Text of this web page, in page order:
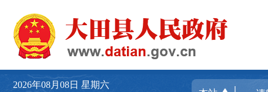
2026年08月08日 星期六